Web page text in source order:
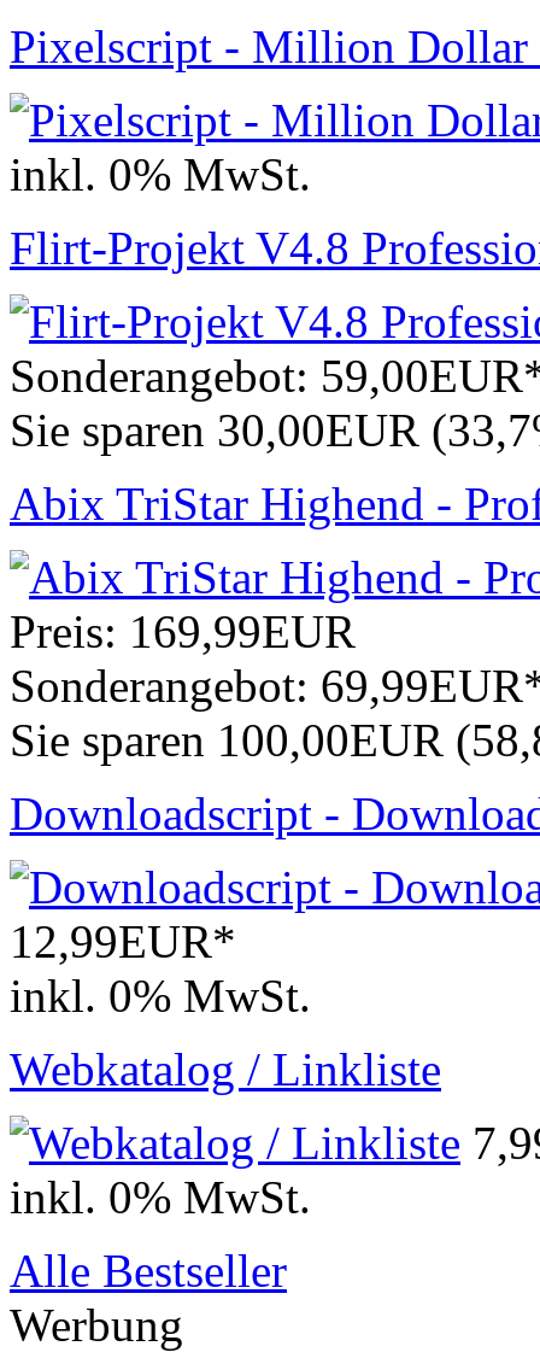
Pixelscript - Million Dollar
inkl. 0% MwSt.
Flirt-Projekt V4.8
Sonderangebot:
Sie sparen 30,00EUR
Abix TriStar Highend -
Preis: 169,99EUR
Sonderangebot:
Sie sparen 100,00EUR
Downloadscript -
12,99EUR*
inkl. 0% MwSt.
Webkatalog / Linkliste
inkl. 0% MwSt.
Alle Bestseller
Werbung